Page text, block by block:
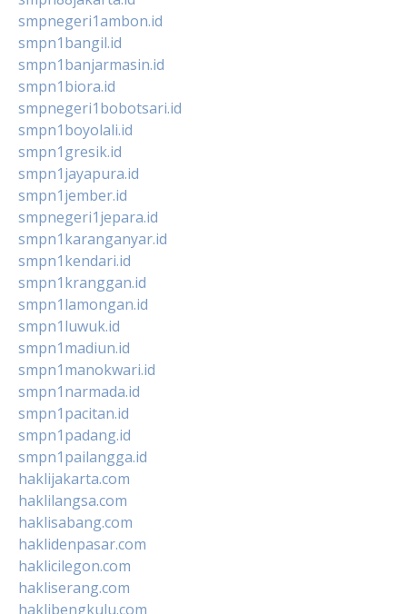
smpnegeri1ambon.id
smpn1bangil.id
smpn1banjarmasin.id
smpn1biora.id
smpnegeri1bobotsari.id
smpn1boyolali.id
smpn1gresik.id
smpn1jayapura.id
smpn1jember.id
smpnegeri1jepara.id
smpn1karanganyar.id
smpn1kendari.id
smpn1kranggan.id
smpn1lamongan.id
smpn1luwuk.id
smpn1madiun.id
smpn1manokwari.id
smpn1narmada.id
smpn1pacitan.id
smpn1padang.id
smpn1pailangga.id
haklijakarta.com
haklilangsa.com
haklisabang.com
haklidenpasar.com
haklicilegon.com
hakliserang.com
haklibengkulu.com